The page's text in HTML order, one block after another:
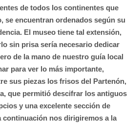
de todos los continentes que
se encuentran ordenados según su
El museo tiene tal extensión,
sin prisa sería necesario dedicar
de la mano de nuestro guía local
para ver lo más importante,
sus piezas los frisos del Partenón,
que permitió descifrar los antiguos
y una excelente sección de
continuación nos dirigiremos a la